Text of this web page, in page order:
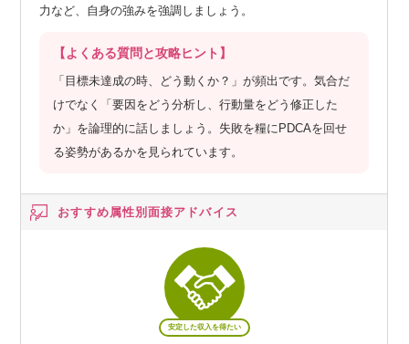
力など、自身の強みを強調しましょう。
【よくある質問と攻略ヒント】
「目標未達成の時、どう動くか？」が頻出です。気合だ
けでなく「要因をどう分析し、行動量をどう修正した
か」を論理的に話しましょう。失敗を糧にPDCAを回せ
る姿勢があるかを見られています。
おすすめ属性別面接アドバイス
安定した収入を得たい